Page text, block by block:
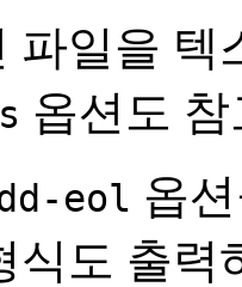
파일을 텍
옵션도
eol 옵
식도 출